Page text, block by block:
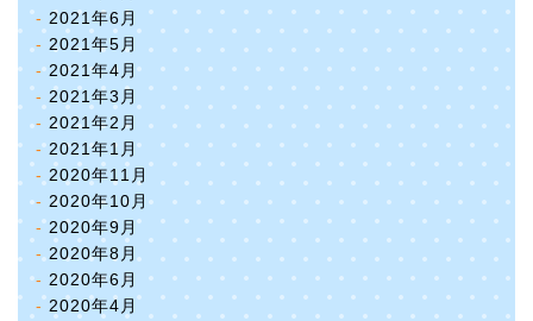
2021年6月
2021年5月
2021年4月
2021年3月
2021年2月
2021年1月
2020年11月
2020年10月
2020年9月
2020年8月
2020年6月
2020年4月